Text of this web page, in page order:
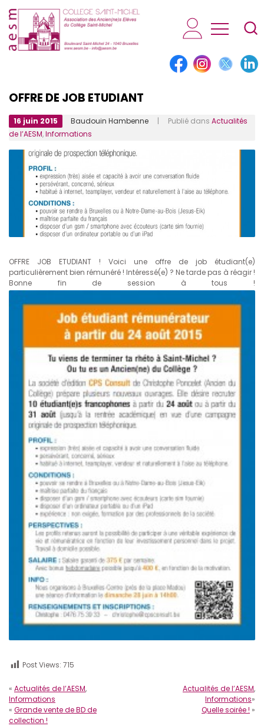
AESM...
OFFRE DE JOB ETUDIANT
16 juin 2015 Baudouin Hambenne | Publié dans Actualités
de l’AESM,Informations
OFFRE JOB ETUDIANT ! Voici une offre de job étudiant(e)
particulièrement bien rémunéré ! Intéressé(e) ? Ne tarde pas à réagir !
Bonne fin de session à tous !
Post Views: 715
« Actualités de l’AESM,
Informations
« Grande vente de BD de
collection !
Actualités de l’AESM,
Informations»
Quelle soirée ! »